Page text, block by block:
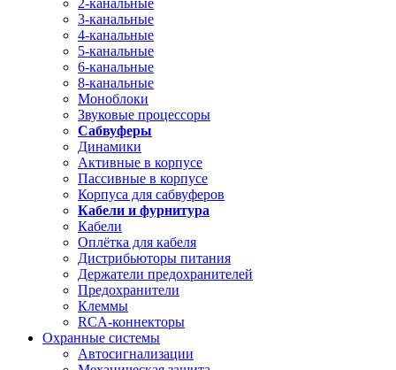
2-канальные
3-канальные
4-канальные
5-канальные
6-канальные
8-канальные
Моноблоки
Звуковые процессоры
Сабвуферы
Динамики
Активные в корпусе
Пассивные в корпусе
Корпуса для сабвуферов
Кабели и фурнитура
Кабели
Оплётка для кабеля
Дистрибьюторы питания
Держатели предохранителей
Предохранители
Клеммы
RCA-коннекторы
Охранные системы
Автосигнализации